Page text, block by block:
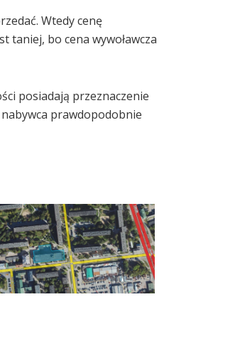
Wtedy cenę
taniej, bo cena wywoławcza
posiadają przeznaczenie
prawdopodobnie